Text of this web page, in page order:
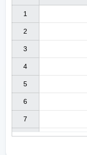
1
2
3
4
5
6
7